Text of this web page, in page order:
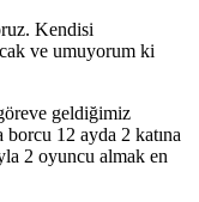
Kendisi
ve umuyorum ki
geldiğimiz
borcu 12 ayda 2 katına
2 oyuncu almak en